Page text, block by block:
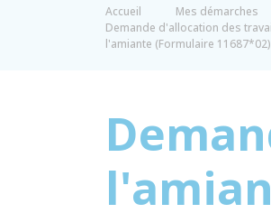
Accueil Mes démarches
Demande d'allocation des
l'amiante (Formulaire 11687*02)